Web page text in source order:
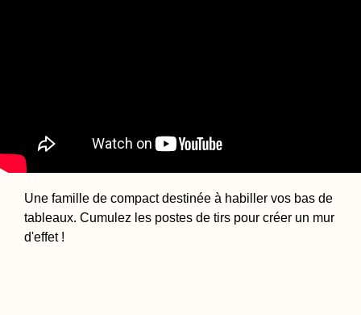
Une famille de compact destinée à habiller vos bas de
tableaux. Cumulez les postes de tirs pour créer un mur
d'effet !